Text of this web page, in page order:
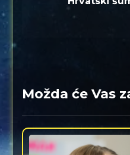
Možda će Vas